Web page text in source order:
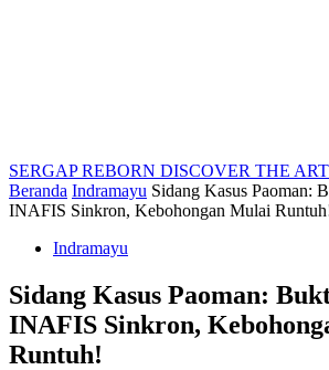
SERGAP REBORN DISCOVER THE
Beranda Indramayu Sidang Kasus Paoman:
INAFIS Sinkron, Kebohongan Mulai
Indramayu
Sidang Kasus Paoman:
INAFIS Sinkron,
Runtuh!